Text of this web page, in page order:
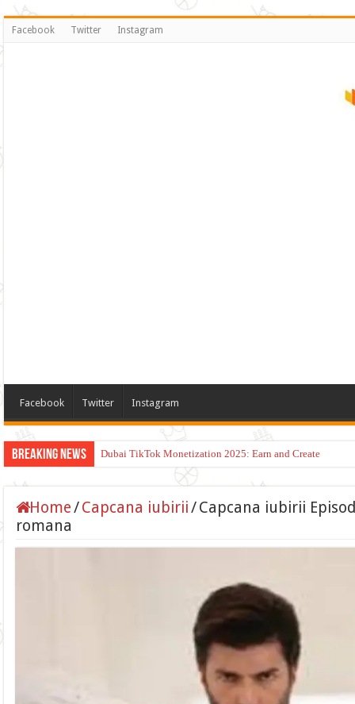
Facebook Twitter Instagram
Facebook Twitter Instagram
Breaking News Dubai TikTok Monetization 2025: Earn and Create
The Ultimate Laptop Guide: Reviews, Deals, and More
Home/Capcana iubirii/Capcana iubirii
romana